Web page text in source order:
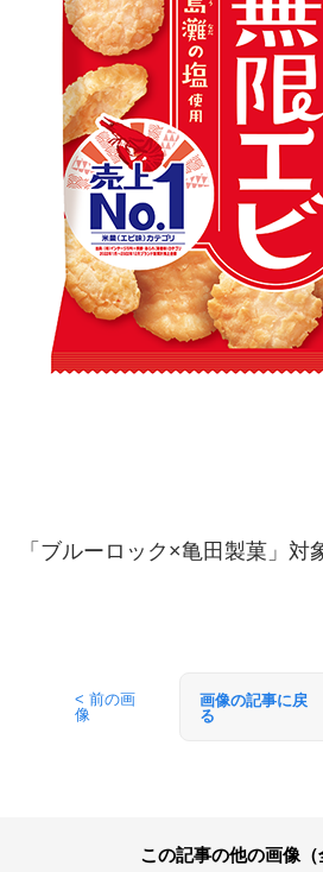
「ブルーロック×亀田製菓」対
< 前の画
像
画像の記事に戻
る
この記事の他の画像（